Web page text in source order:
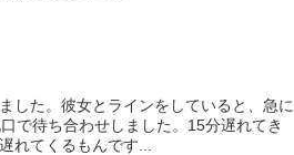
した。彼女とラインをしていると、急に
で待ち合わせしました。15分遅れてき
れてくるもんです...